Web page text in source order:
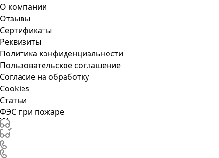
О компании
Отзывы
Сертификаты
Реквизиты
Политика конфиденциальности
Пользовательское соглашение
Согласие на обработку
Cookies
Статьи
ФЭС при пожаре